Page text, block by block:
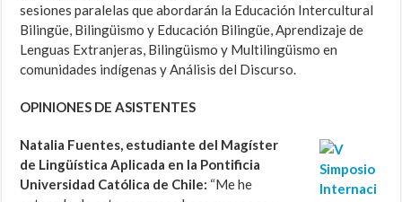
sesiones paralelas que abordarán la Educación Intercultural
Bilingüe, Bilingüismo y Educación Bilingüe, Aprendizaje de
Lenguas Extranjeras, Bilingüismo y Multilingüismo en
comunidades indígenas y Análisis del Discurso.
OPINIONES DE ASISTENTES
Natalia Fuentes, estudiante del Magíster
de Lingüística Aplicada en la Pontificia
Universidad Católica de Chile: “Me he